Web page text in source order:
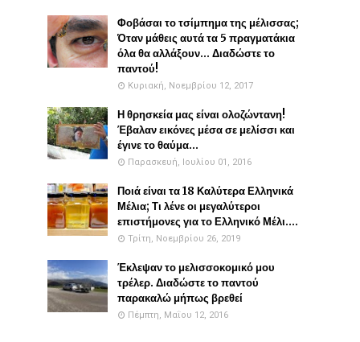
Φοβάσαι το τσίμπημα της μέλισσας;
Όταν μάθεις αυτά τα 5 πραγματάκια
όλα θα αλλάξουν... Διαδώστε το
παντού!
Κυριακή, Νοεμβρίου 12, 2017
Η θρησκεία μας είναι ολοζώντανη!
Έβαλαν εικόνες μέσα σε μελίσσι και
έγινε το θαύμα...
Παρασκευή, Ιουλίου 01, 2016
Ποιά είναι τα 18 Καλύτερα Ελληνικά
Μέλια; Τι λένε οι μεγαλύτεροι
επιστήμονες για το Ελληνικό Μέλι....
Τρίτη, Νοεμβρίου 26, 2019
Έκλεψαν το μελισσοκομικό μου
τρέλερ. Διαδώστε το παντού
παρακαλώ μήπως βρεθεί
Πέμπτη, Μαΐου 12, 2016